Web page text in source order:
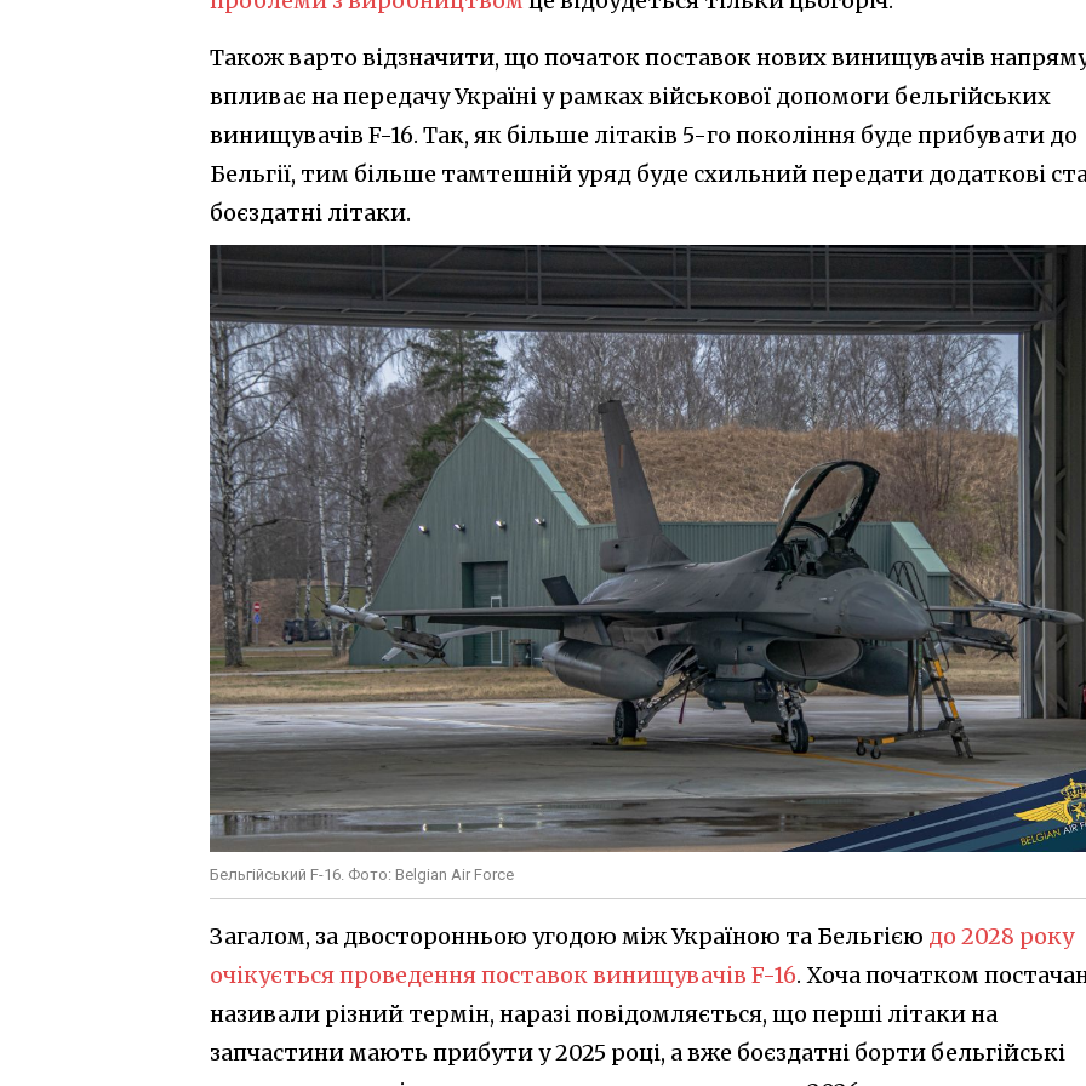
Також варто відзначити, що початок поставок нових винищувачів
впливає на передачу Україні у рамках військової допомоги бельгійських
винищувачів F-16. Так, як більше літаків 5-го покоління буде прибувати до
Бельгії, тим більше тамтешній уряд буде схильний передати додаткові
боєздатні літаки.
Бельгійський F-16. Фото: Belgian Air Force
Загалом, за двосторонньою угодою між Україною та Бельгією до 2028 року
очікується проведення поставок винищувачів F-16. Хоча початком
називали різний термін, наразі повідомляється, що перші літаки на
запчастини мають прибути у 2025 році, а вже боєздатні борти бельгійські